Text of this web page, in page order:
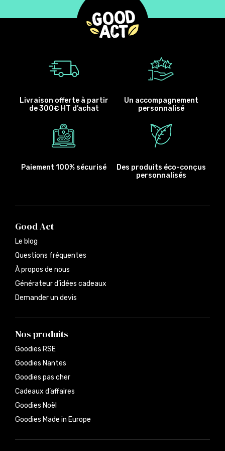
Livraison offerte à partir
de 300€ HT d’achat
Un accompagnement
personnalisé
Paiement 100% sécurisé
Des produits éco-conçus
personnalisés
Good Act
Le blog
Questions fréquentes
À propos de nous
Générateur d’idées cadeaux
Demander un devis
Nos produits
Goodies RSE
Goodies Nantes
Goodies pas cher
Cadeaux d’affaires
Goodies Noël
Goodies Made in Europe